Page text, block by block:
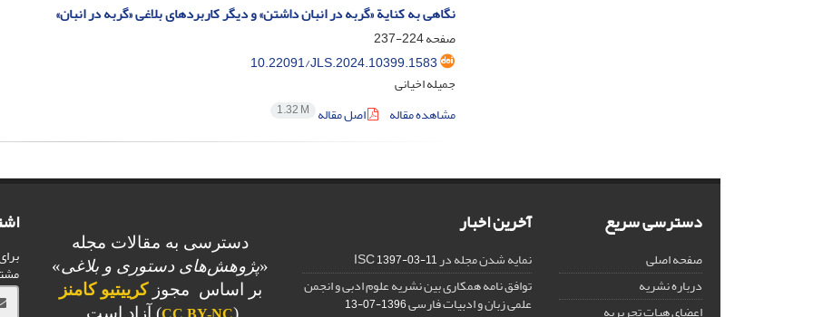
نگاهی به کنایة «گربه در انبان داشتن» و دیگر کاربردهای بلاغی «گربه در انبان»
صفحه224-237
10.22091/JLS.2024.10399.1583
جمیله اخیانی
مشاهده مقاله
اصل مقاله 1.32 M
دسترسی سریع
صفحه اصلی
درباره نشریه
آخرین اخبار
نمایه شدن مجله در ISC1397-03-11
توافق نامه همکاری بین نشریه علوم ادبی و انجمن
علمی زبان و ادبیات فارسی1396-07-13
دسترسی به مقالات مجله
«پژوهش‌های دستوری و بلاغی»
بر اساس مجوزکرییتیو کامنز
(
CC BY-NC) آزاد است.